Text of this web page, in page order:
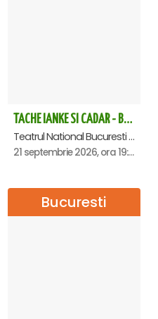
TACHE IANKE SI CADAR - Bucuresti
Teatrul National Bucuresti - Sala Ion Caramitru, Bucuresti
21 septembrie 2026, ora 19:00
Bucuresti